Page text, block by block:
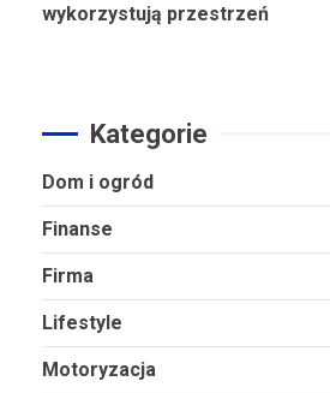
wykorzystują przestrzeń
Kategorie
Dom i ogród
Finanse
Firma
Lifestyle
Motoryzacja